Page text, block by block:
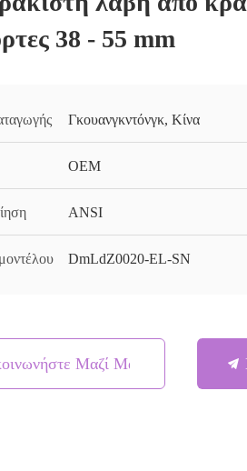
38 - 55 mm
Γκουανγκντόνγκ, Κίνα
OEM
ANSI
DmLdZ0020-EL-SN
Μαζί Μας